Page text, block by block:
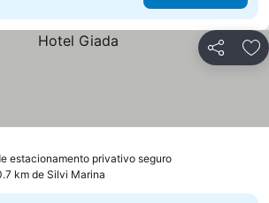
Partilhar
estacionamento privativo seguro
km de Silvi Marina